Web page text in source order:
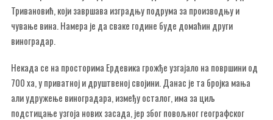
Тривановић, који завршава изградњу подрума за производњу и
чување вина. Намера је да сваке године буде домаћин други
виноградар.
Некада се на просторима Ердевика грожђе узгајало на површини од
700 ха, у приватној и друштвеној својини. Данас је та бројка мања
али удружење виноградара, између осталог, има за циљ
подстицање узгоја нових засада, јер због повољног географског